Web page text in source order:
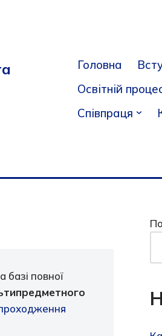
Головна
Освітній
Співпраця
базі повної